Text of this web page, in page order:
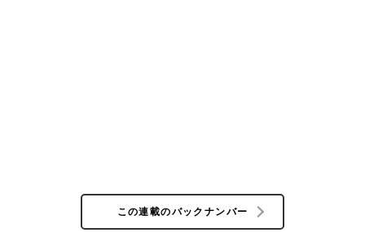
この連載のバックナンバー